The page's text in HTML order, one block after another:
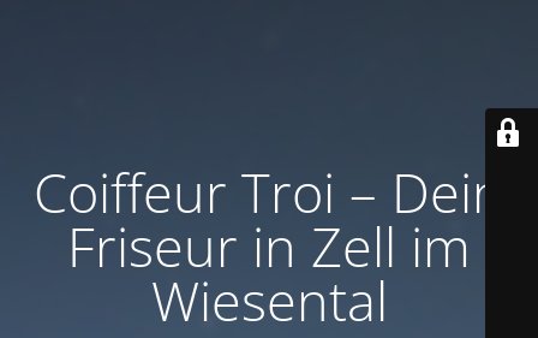
Coiffeur Troi – Dein
Friseur in Zell im
Wiesental